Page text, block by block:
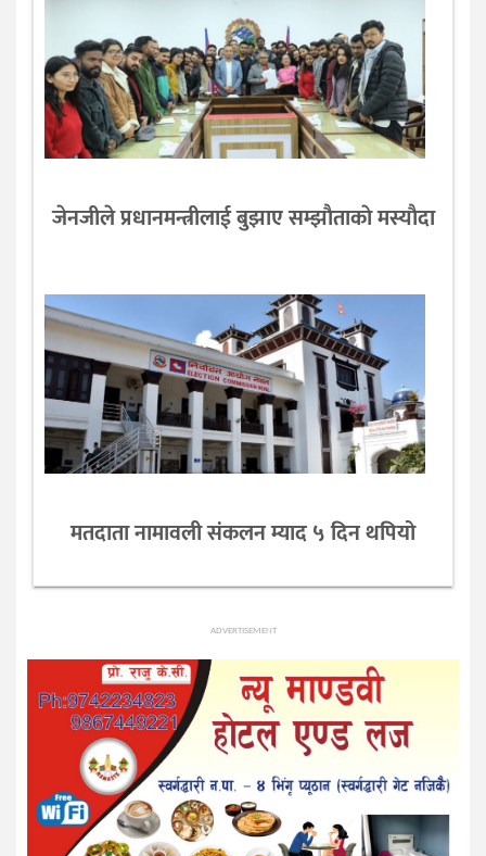
जेनजीले प्रधानमन्त्रीलाई बुझाए सम्झाैताकाे मस्याैदा
मतदाता नामावली संकलन म्याद ५ दिन थपियो
ADVERTISEMENT